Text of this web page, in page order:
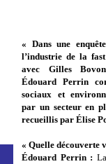
« Dans une
l’industrie de la
avec Gilles
Édouard Perrin
sociaux et
par un secteur en
recueillis par Élise
« Quelle découverte
Édouard Perrin :